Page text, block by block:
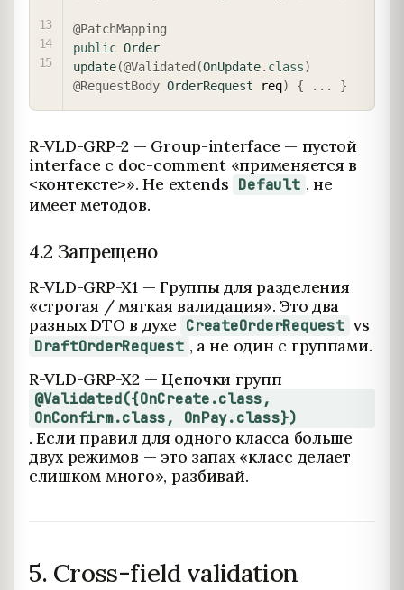
@PatchMapping
public Order
update(@Validated (OnUpdate. class)
@RequestBody OrderRequest req) { . . . }
R-VLD-GRP-2 — Group-interface — пустой
interface с doc-comment «применяется в
<контексте>». Не extends Default , не
имеет методов.
4.2 Запрещено
R-VLD-GRP-X1 — Группы для разделения
«строгая / мягкая валидация». Это два
разных DTO в духе CreateOrderRequest vs
DraftOrderRequest , а не один с группами.
R-VLD-GRP-X2 — Цепочки групп
@Validated({OnCreate.class,
OnConfirm.class, OnPay.class})
. Если правил для одного класса больше
двух режимов — это запах «класс делает
слишком много», разбивай.
5. Cross-field validation